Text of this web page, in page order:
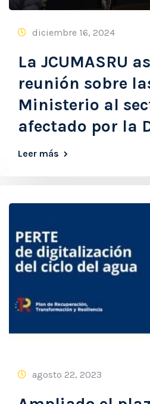
diciembre 16, 2024
La JCUMASRU
reunión sobre
Ministerio al
afectado por la
Leer más
agosto 22, 2023